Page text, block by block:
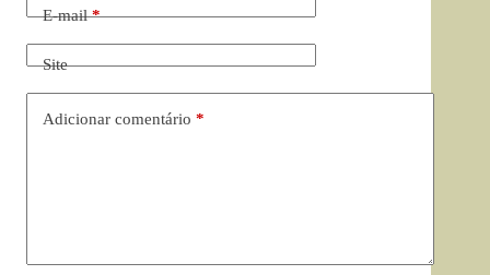
E-mail*
Site
Adicionar comentário *